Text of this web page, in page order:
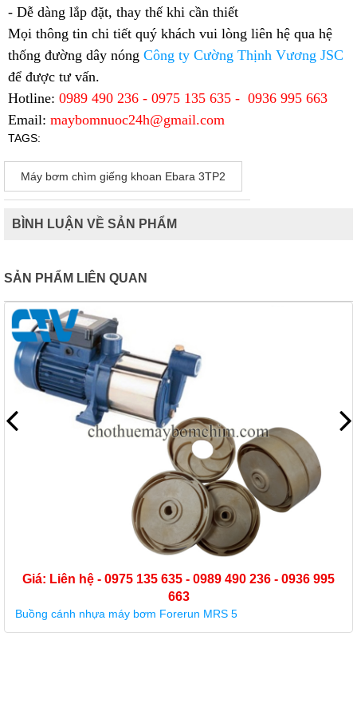
- Dễ dàng lắp đặt, thay thế khi cần thiết
Mọi thông tin chi tiết quý khách vui lòng liên hệ qua hệ
thống đường dây nóng Công ty Cường Thịnh Vương JSC
để được tư vấn.
Hotline: 0989 490 236 - 0975 135 635 - 0936 995 663
Email: maybomnuoc24h@gmail.com
TAGS:
Máy bơm chìm giếng khoan Ebara 3TP2
BÌNH LUẬN VỀ SẢN PHẨM
SẢN PHẨM LIÊN QUAN
Giá: Liên hệ - 0975 135 635 - 0989 490 236 - 0936 995
663
Buồng cánh nhựa máy bơm Forerun MRS 5